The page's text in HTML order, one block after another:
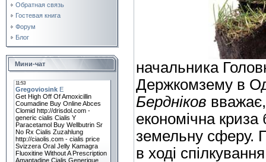
Обратная связь
Гостевая книга
Форум
Блог
Мини-чат
начальника
Держкомзему в
Бердніков
економічна
земельну сферу.
в ході